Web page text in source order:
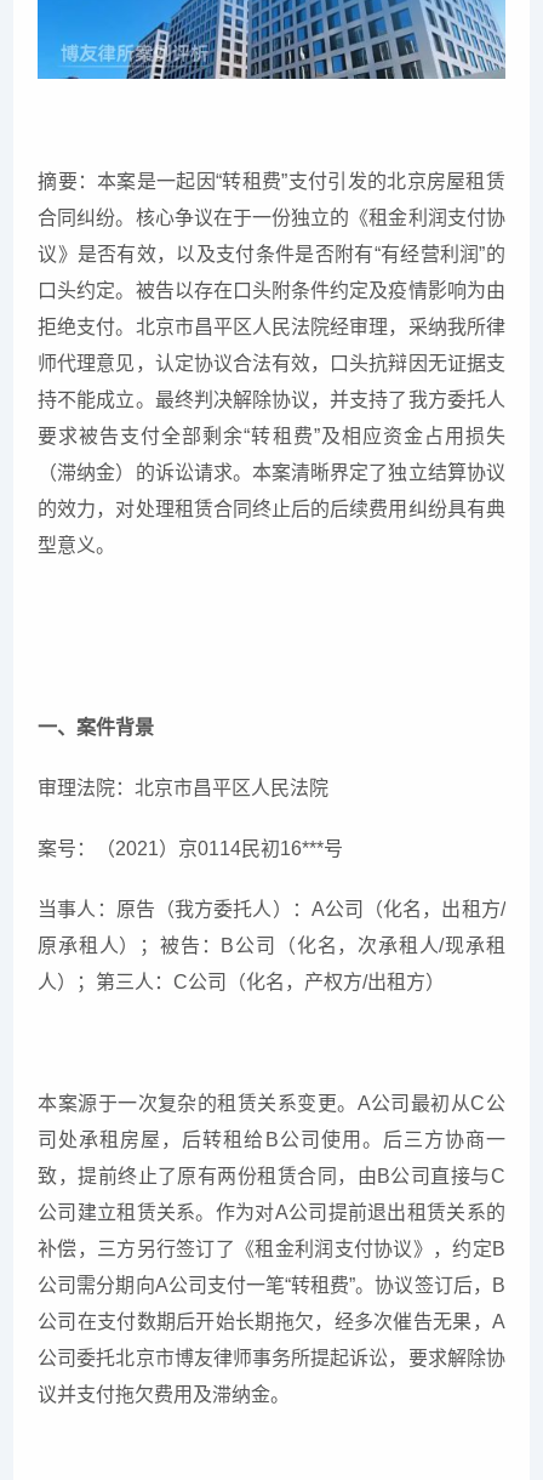
摘要：本案是一起因“转租费”支付引发的北京房屋租赁
合同纠纷。核心争议在于一份独立的《租金利润支付协
议》是否有效，以及支付条件是否附有“有经营利润”的
口头约定。被告以存在口头附条件约定及疫情影响为由
拒绝支付。北京市昌平区人民法院经审理，采纳我所律
师代理意见，认定协议合法有效，口头抗辩因无证据支
持不能成立。最终判决解除协议，并支持了我方委托人
要求被告支付全部剩余“转租费”及相应资金占用损失
（滞纳金）的诉讼请求。本案清晰界定了独立结算协议
的效力，对处理租赁合同终止后的后续费用纠纷具有典
型意义。
一、案件背景
审理法院：北京市昌平区人民法院
案号：（2021）京0114民初16***号
当事人：原告（我方委托人）：A公司（化名，出租方/
原承租人）；被告：B公司（化名，次承租人/现承租
人）；第三人：C公司（化名，产权方/出租方）
本案源于一次复杂的租赁关系变更。A公司最初从C公
司处承租房屋，后转租给B公司使用。后三方协商一
致，提前终止了原有两份租赁合同，由B公司直接与C
公司建立租赁关系。作为对A公司提前退出租赁关系的
补偿，三方另行签订了《租金利润支付协议》，约定B
公司需分期向A公司支付一笔“转租费”。协议签订后，B
公司在支付数期后开始长期拖欠，经多次催告无果，A
公司委托北京市博友律师事务所提起诉讼，要求解除协
议并支付拖欠费用及滞纳金。